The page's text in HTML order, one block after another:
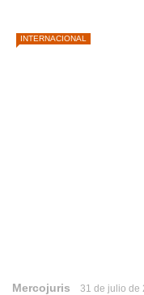
INTERNACIONAL
Mercojuris 31 de julio de